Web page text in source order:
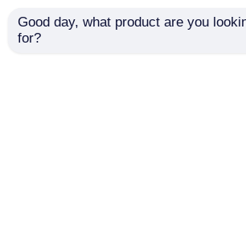
Good day, what product are you
for?